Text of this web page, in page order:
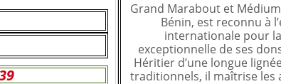
Grand Marabout et
Bénin, est reconnu à
internationale pour
exceptionnelle de ses
Héritier d’une longue
traditionnels, il maîtrise les